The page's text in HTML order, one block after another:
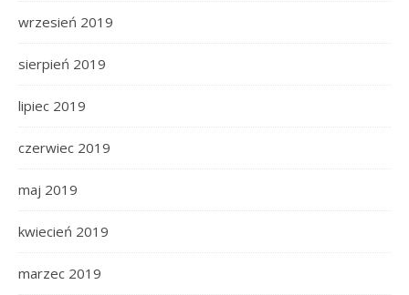
wrzesień 2019
sierpień 2019
lipiec 2019
czerwiec 2019
maj 2019
kwiecień 2019
marzec 2019